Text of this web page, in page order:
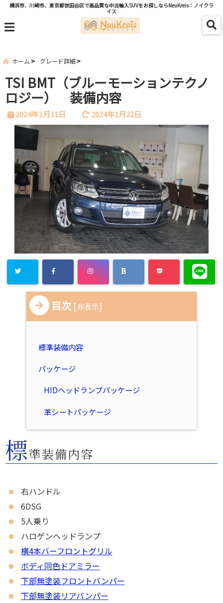
横浜市、川崎市、東京都世田谷区で高品質な中古輸入SUVをお探しならNeuKreis：ノイクラ
イス
menu
ホーム グレード詳細
TSI BMT（ブルーモーションテクノ
ロジー） 装備内容
2024年1月11日 2024年1月22日
目次 [非表示]
標準装備内容
パッケージ
HIDヘッドランプパッケージ
革シートパッケージ
標準装備内容
右ハンドル
6DSG
5人乗り
ハロゲンヘッドランプ
横4本バーフロントグリル
ボディ同色ドアミラー
下部無塗装フロントバンパー
下部無塗装リアバンパー